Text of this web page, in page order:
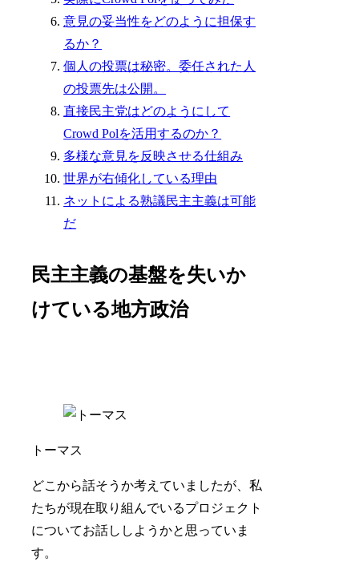
意見の妥当性をどのように担保す
るか？
個人の投票は秘密。委任された人
の投票先は公開。
直接民主党はどのようにして
Crowd Polを活用するのか？
多様な意見を反映させる仕組み
世界が右傾化している理由
ネットによる熟議民主主義は可能
だ
民主主義の基盤を失いか
けている地方政治
トーマス
どこから話そうか考えていましたが、私
たちが現在取り組んでいるプロジェクト
についてお話ししようかと思っていま
す。